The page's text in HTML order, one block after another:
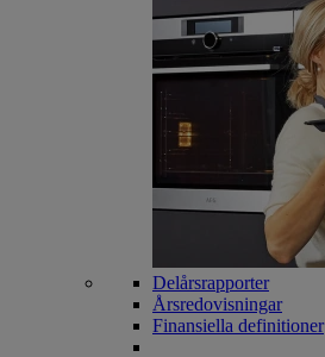
Delårsrapporter
Årsredovisningar
Finansiella definitioner